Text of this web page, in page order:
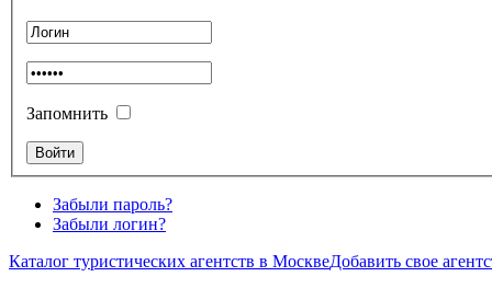
Запомнить
Забыли пароль?
Забыли логин?
Каталог туристических агентств в МосквеДобавить свое